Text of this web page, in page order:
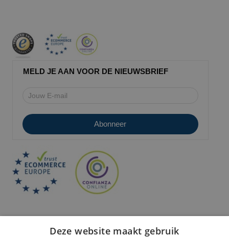
MELD JE AAN VOOR DE NIEUWSBRIEF
Deze website maakt gebruik